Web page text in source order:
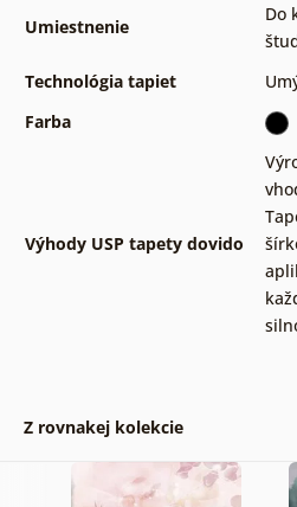
Umiestnenie
Do
Technológia tapiet
Farba
Výhody USP tapety dovido
Z rovnakej kolekcie